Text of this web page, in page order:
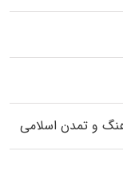
و تمدن اسلامی